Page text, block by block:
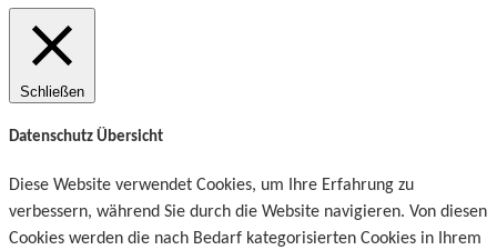
Schließen
Datenschutz Übersicht
Diese Website verwendet Cookies, um Ihre Erfahrung zu
verbessern, während Sie durch die Website navigieren. Von diesen
Cookies werden die nach Bedarf kategorisierten Cookies in Ihrem